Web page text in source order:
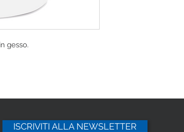
gesso.
ISCRIVITI ALLA NEWSLETTER